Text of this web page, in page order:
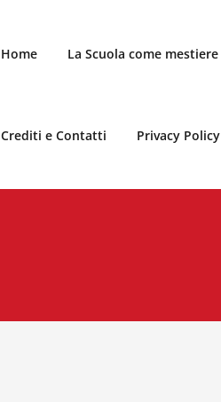
Home La Scuola come mestiere
Crediti e Contatti Privacy Policy